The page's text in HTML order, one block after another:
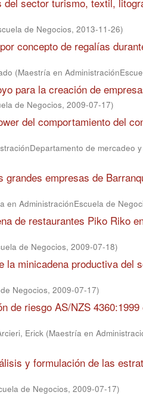
de Negocios, 2013-11-26)
concepto de regalías
(Maestría en
para la creación de
de Negocios, 2009-07-17)
del comportamiento del
de mercadeo
empresas de
en AdministraciónEscuela de
de restaurantes Piko Riko
de Negocios, 2009-07-18)
minicadena productiva del
Negocios, 2009-07-17)
de riesgo AS/NZS
Erick (Maestría en
y formulación de las
de Negocios, 2009-07-17)